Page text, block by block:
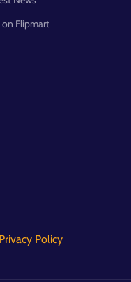
on Flipmart
Privacy Policy